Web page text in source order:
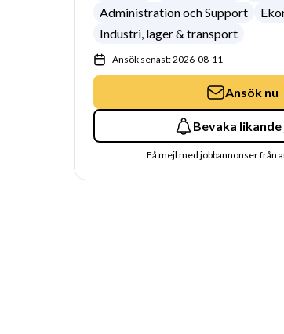
Administration och Support
Industri, lager & transport
Ansök senast: 2026-08-11
Ansök nu
Bevaka
Få mejl med jobbannonser från